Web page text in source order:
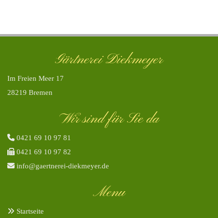
Gärtnerei Diekmeyer
Im Freien Meer 17
28219 Bremen
Wir sind für Sie da
 0421 69 10 97 81
 0421 69 10 97 82
 info@gaertnerei-diekmeyer.de
Menu
 Startseite